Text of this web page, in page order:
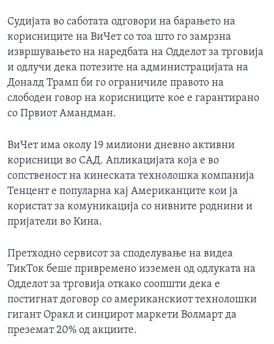
Судијата во саботата одговори на барањето на
корисниците на ВиЧет со тоа што го замрзна
извршувањето на наредбата на Одделот за трговија
и одлучи дека потезите на администрацијата на
Доналд Трамп би го ограничиле правото на
слободен говор на корисниците кое е гарантирано
со Првиот Амандман.
ВиЧет има околу 19 милиони дневно активни
корисници во САД. Апликацијата која е во
сопственост на кинеската технолошка компанија
Тенцент е популарна кај Американците кои ја
користат за комуникација со нивните роднини и
пријатели во Кина.
Претходно сервисот за споделување на видеа
ТикТок беше привремено изземен од одлуката на
Одделот за трговија откако соопшти дека е
постигнат договор со американскиот технолошки
гигант Оракл и синџирот маркети Волмарт да
преземат 20% од акциите.